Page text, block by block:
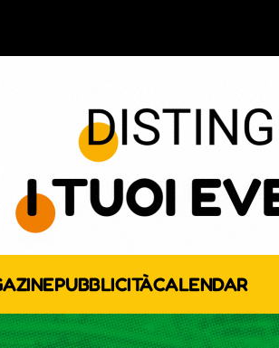
PUBBLICITÀCALENDAR